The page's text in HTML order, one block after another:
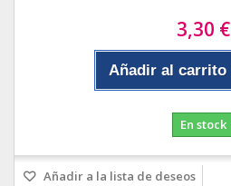
3,30 €
Añadir al carrito
En stock
Añadir a la lista de deseos